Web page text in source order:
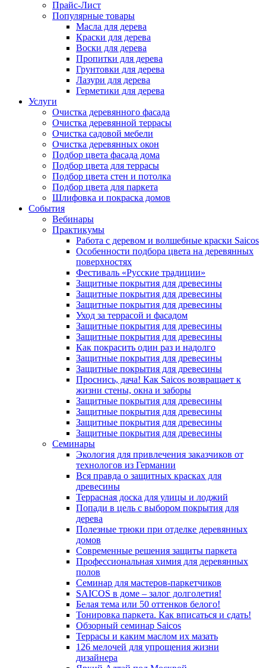
Прайс-Лист
Популярные товары
Масла для дерева
Краски для дерева
Воски для дерева
Пропитки для дерева
Грунтовки для дерева
Лазури для дерева
Герметики для дерева
Услуги
Очистка деревянного фасада
Очистка деревянной террасы
Очистка садовой мебели
Очистка деревянных окон
Подбор цвета фасада дома
Подбор цвета для террасы
Подбор цвета стен и потолка
Подбор цвета для паркета
Шлифовка и покраска домов
События
Вебинары
Практикумы
Работа с деревом и волшебные краски Saicos
Особенности подбора цвета на деревянных
поверхностях
Фестиваль «Русские традиции»
Защитные покрытия для древесины
Защитные покрытия для древесины
Защитные покрытия для древесины
Уход за террасой и фасадом
Защитные покрытия для древесины
Защитные покрытия для древесины
Как покрасить один раз и надолго
Защитные покрытия для древесины
Защитные покрытия для древесины
Проснись, дача! Как Saicos возвращает к
жизни стены, окна и заборы
Защитные покрытия для древесины
Защитные покрытия для древесины
Защитные покрытия для древесины
Защитные покрытия для древесины
Семинары
Экология для привлечения заказчиков от
технологов из Германии
Вся правда о защитных красках для
древесины
Террасная доска для улицы и лоджий
Попади в цель с выбором покрытия для
дерева
Полезные трюки при отделке деревянных
домов
Современные решения защиты паркета
Профессиональная химия для деревянных
полов
Семинар для мастеров-паркетчиков
SAICOS в доме – залог долголетия!
Белая тема или 50 оттенков белого!
Тонировка паркета. Как вписаться и сдать!
Обзорный семинар Saicos
Террасы и каким маслом их мазать
126 мелочей для упрощения жизни
дизайнера